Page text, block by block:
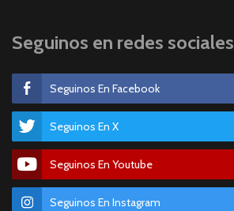
Seguinos en redes sociales
Seguinos En Facebook
Seguinos En X
Seguinos En Youtube
Seguinos En Instagram